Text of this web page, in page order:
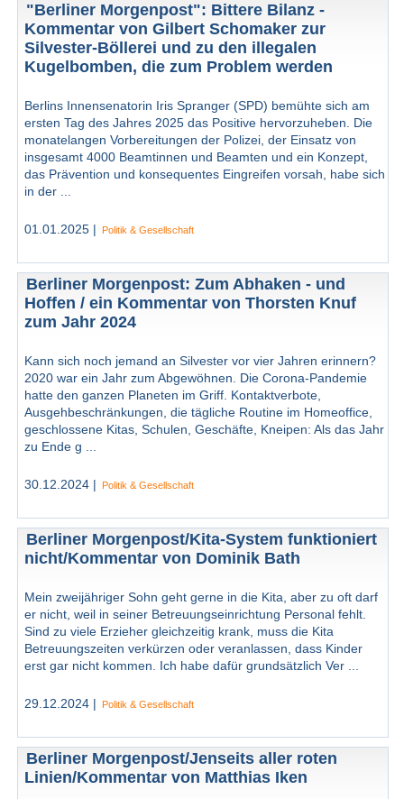
"Berliner Morgenpost": Bittere Bilanz -
Kommentar von Gilbert Schomaker zur
Silvester-Böllerei und zu den illegalen
Kugelbomben, die zum Problem werden
Berlins Innensenatorin Iris Spranger (SPD) bemühte sich am
ersten Tag des Jahres 2025 das Positive hervorzuheben. Die
monatelangen Vorbereitungen der Polizei, der Einsatz von
insgesamt 4000 Beamtinnen und Beamten und ein Konzept,
das Prävention und konsequentes Eingreifen vorsah, habe sich
in der ...
01.01.2025 | Politik & Gesellschaft
Berliner Morgenpost: Zum Abhaken - und
Hoffen / ein Kommentar von Thorsten Knuf
zum Jahr 2024
Kann sich noch jemand an Silvester vor vier Jahren erinnern?
2020 war ein Jahr zum Abgewöhnen. Die Corona-Pandemie
hatte den ganzen Planeten im Griff. Kontaktverbote,
Ausgehbeschränkungen, die tägliche Routine im Homeoffice,
geschlossene Kitas, Schulen, Geschäfte, Kneipen: Als das Jahr
zu Ende g ...
30.12.2024 | Politik & Gesellschaft
Berliner Morgenpost/Kita-System funktioniert
nicht/Kommentar von Dominik Bath
Mein zweijähriger Sohn geht gerne in die Kita, aber zu oft darf
er nicht, weil in seiner Betreuungseinrichtung Personal fehlt.
Sind zu viele Erzieher gleichzeitig krank, muss die Kita
Betreuungszeiten verkürzen oder veranlassen, dass Kinder
erst gar nicht kommen. Ich habe dafür grundsätzlich Ver ...
29.12.2024 | Politik & Gesellschaft
Berliner Morgenpost/Jenseits aller roten
Linien/Kommentar von Matthias Iken